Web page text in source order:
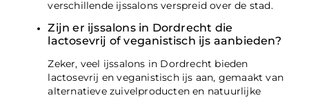
verschillende ijssalons verspreid over de stad.
Zijn er ijssalons in Dordrecht die
lactosevrij of veganistisch ijs aanbieden?
Zeker, veel ijssalons in Dordrecht bieden
lactosevrij en veganistisch ijs aan, gemaakt van
alternatieve zuivelproducten en natuurlijke